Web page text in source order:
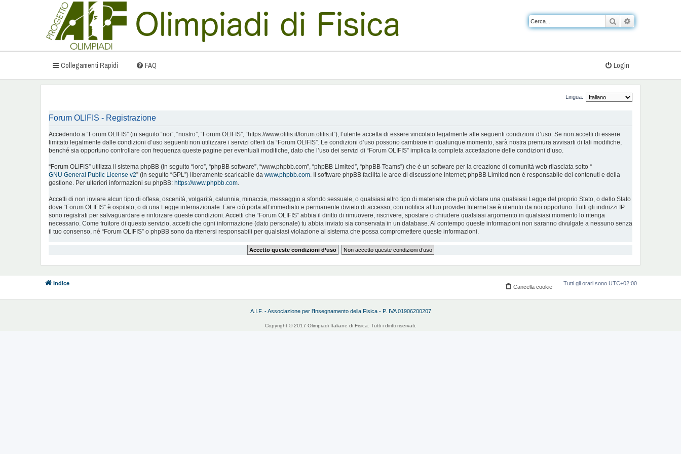
Cerca
Collegamenti Rapidi FAQ Login
Lingua:
Forum OLIFIS - Registrazione
Accedendo a “Forum OLIFIS” (in seguito “noi”, “nostro”, “Forum OLIFIS”, “https://www.olifis.it/forum.olifis.it”), l’utente accetta di essere vincolato legalmente alle seguenti condizioni d’uso. Se non accetti di essere
limitato legalmente dalle condizioni d’uso seguenti non utilizzare i servizi offerti da “Forum OLIFIS”. Le condizioni d’uso possono cambiare in qualunque momento, sarà nostra premura avvisarti di tali modifiche,
benché sia opportuno controllare con frequenza queste pagine per eventuali modifiche, dato che l’uso dei servizi di “Forum OLIFIS” implica la completa accettazione delle condizioni d’uso.
“Forum OLIFIS” utilizza il sistema phpBB (in seguito “loro”, “phpBB software”, “www.phpbb.com”, “phpBB Limited”, “phpBB Teams”) che è un software per la creazione di comunità web rilasciata sotto “
GNU General Public License v2” (in seguito “GPL”) liberamente scaricabile da www.phpbb.com . Il software phpBB facilita le aree di discussione internet; phpBB Limited non è responsabile dei contenuti e della
gestione. Per ulteriori informazioni su phpBB: https://www.phpbb.com
Accetti di non inviare alcun tipo di offesa, oscenità, volgarità, calunnia, minaccia, messaggio a sfondo sessuale, o qualsiasi altro tipo di materiale che può violare una qualsiasi Legge del proprio Stato, o dello Stato
dove “Forum OLIFIS” è ospitato, o di una Legge internazionale. Fare ciò porta all’immediato e permanente divieto di accesso, con notifica al tuo provider Internet se è ritenuto da noi opportuno. Tutti gli indirizzi IP
sono registrati per salvaguardare e rinforzare queste condizioni. Accetti che “Forum OLIFIS” abbia il diritto di rimuovere, riscrivere, spostare o chiudere qualsiasi argomento in qualsiasi momento lo ritenga
necessario. Come fruitore di questo servizio, accetti che ogni informazione (dato personale) tu abbia inviato sia conservata in un database. Al contempo queste informazioni non saranno divulgate a nessuno senza
il tuo consenso, né “Forum OLIFIS” o phpBB sono da ritenersi responsabili per qualsiasi violazione al sistema che possa compromettere queste informazioni.
Indice Tutti gli orari sono UTC+02:00
Cancella cookie
A.I.F. - Associazione per l'Insegnamento della Fisica - P. IVA 01906200207
Copyright © 2017 Olimpiadi Italiane di Fisica. Tutti i diritti riservati.